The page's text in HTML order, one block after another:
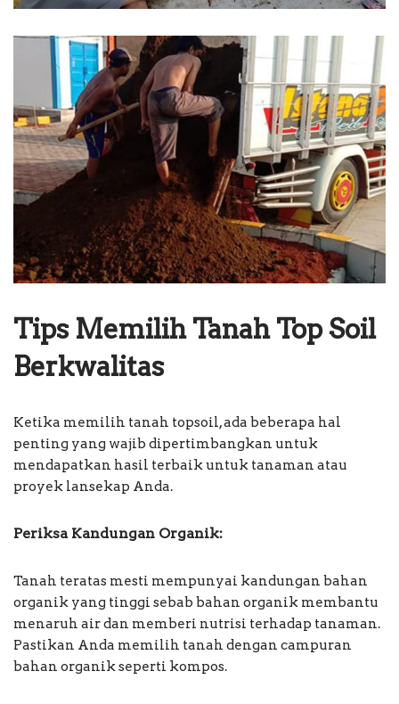
Tips Memilih Tanah Top Soil
Berkwalitas
Ketika memilih tanah topsoil, ada beberapa hal
penting yang wajib dipertimbangkan untuk
mendapatkan hasil terbaik untuk tanaman atau
proyek lansekap Anda.
Periksa Kandungan Organik:
Tanah teratas mesti mempunyai kandungan bahan
organik yang tinggi sebab bahan organik membantu
menaruh air dan memberi nutrisi terhadap tanaman.
Pastikan Anda memilih tanah dengan campuran
bahan organik seperti kompos.